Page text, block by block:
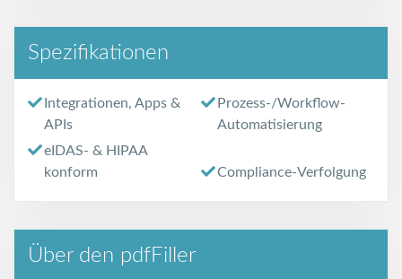
Spezifikationen
Integrationen, Apps &
APIs
Prozess-/Workflow-
Automatisierung
eIDAS- & HIPAA
konform
Compliance-Verfolgung
Über den pdfFiller